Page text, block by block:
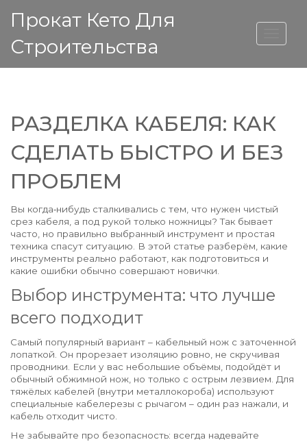
Прокат Кето Для
Строительства
ВЫСОТА ДОМА
РАЗДЕЛКА КАБЕЛЯ: КАК
СДЕЛАТЬ БЫСТРО И БЕЗ
ПРОБЛЕМ
Вы когда‑нибудь сталкивались с тем, что нужен чистый
срез кабеля, а под рукой только ножницы? Так бывает
часто, но правильно выбранный инструмент и простая
техника спасут ситуацию. В этой статье разберём, какие
инструменты реально работают, как подготовиться и
какие ошибки обычно совершают новички.
Выбор инструмента: что лучше
всего подходит
Самый популярный вариант – кабельный нож с заточенной
лопаткой. Он прорезает изоляцию ровно, не скручивая
проводники. Если у вас небольшие объёмы, подойдёт и
обычный обжимной нож, но только с острым лезвием. Для
тяжёлых кабелей (внутри металлокороба) используют
специальные кабелерезы с рычагом – один раз нажали, и
кабель отходит чисто.
Не забывайте про безопасность: всегда надевайте